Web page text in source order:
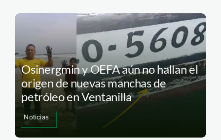
Osinergmin y OEFA aún no hallan el
origen de nuevas manchas de
petróleo en Ventanilla
Noticias